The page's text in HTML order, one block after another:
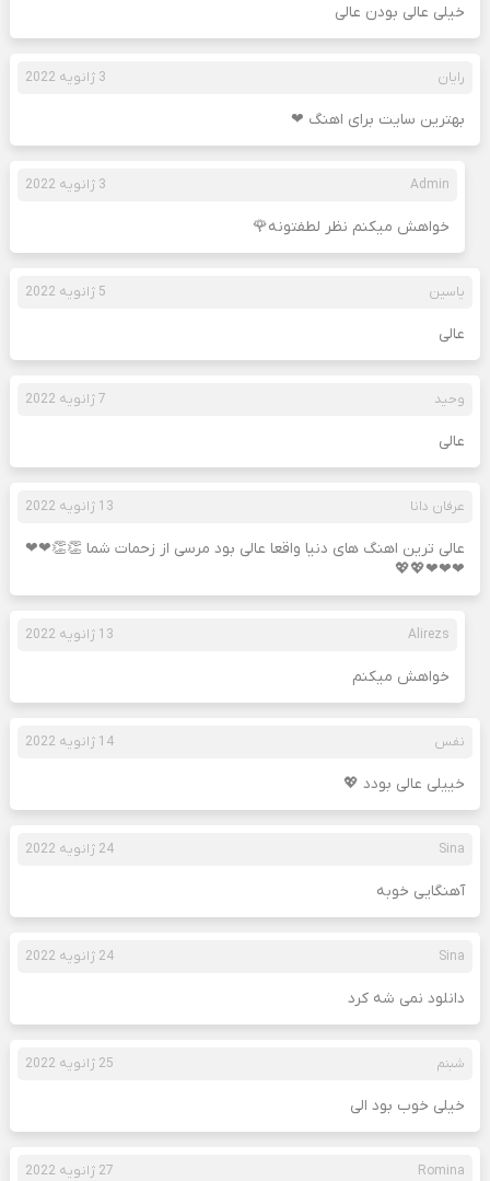
خیلی عالی بودن عالی
رایان 3 ژانویه 2022
بهترین سایت برای اهنگ ❤
Admin 3 ژانویه 2022
خواهش میکنم نظر لطفتونه🌹
یاسین 5 ژانویه 2022
عالی
وحید 7 ژانویه 2022
عالی
عرفان دانا 13 ژانویه 2022
عالی ترین اهنگ های دنیا واقعا عالی بود مرسی از زحمات شما 👏👏❤❤
❤❤❤💖💖
Alirezs 13 ژانویه 2022
خواهش میکنم
نفس 14 ژانویه 2022
خییلی عالی بودد 💖
Sina 24 ژانویه 2022
آهنگایی خوبه
Sina 24 ژانویه 2022
دانلود نمی شه کرد
شبنم 25 ژانویه 2022
خیلی خوب بود الی
Romina 27 ژانویه 2022